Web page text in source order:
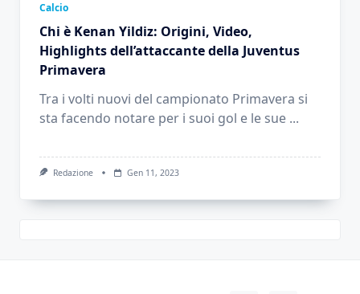
Calcio
Chi è Kenan Yildiz: Origini, Video,
Highlights dell’attaccante della Juventus
Primavera
Tra i volti nuovi del campionato Primavera si
sta facendo notare per i suoi gol e le sue ...
Redazione Gen 11, 2023